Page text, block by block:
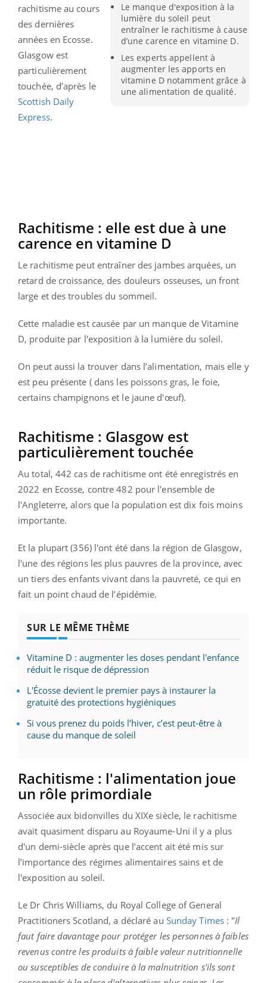
Le manque d'exposition à la
lumière du soleil peut
entraîner le rachitisme à cause
d’une carence en vitamine D.
Les experts appellent à
augmenter les apports en
vitamine D notamment grâce à
une alimentation de qualité.
rachitisme au cours
des dernières
années en Ecosse.
Glasgow est
particulièrement
touchée, d’après le
Scottish Daily
Express.
Rachitisme : elle est due à une
carence en vitamine D
Le rachitisme peut entraîner des jambes arquées, un
retard de croissance, des douleurs osseuses, un front
large et des troubles du sommeil.
Cette maladie est causée par un manque de Vitamine
D, produite par l'exposition à la lumière du soleil.
On peut aussi la trouver dans l’alimentation, mais elle y
est peu présente ( dans les poissons gras, le foie,
certains champignons et le jaune d'œuf).
Rachitisme : Glasgow est
particulièrement touchée
Au total, 442 cas de rachitisme ont été enregistrés en
2022 en Ecosse, contre 482 pour l'ensemble de
l'Angleterre, alors que la population est dix fois moins
importante.
Et la plupart (356) l'ont été dans la région de Glasgow,
l'une des régions les plus pauvres de la province, avec
un tiers des enfants vivant dans la pauvreté, ce qui en
fait un point chaud de l’épidémie.
SUR LE MÊME THÈME
Vitamine D : augmenter les doses pendant l'enfance
réduit le risque de dépression
L'Écosse devient le premier pays à instaurer la
gratuité des protections hygiéniques
Si vous prenez du poids l’hiver, c’est peut-être à
cause du manque de soleil
Rachitisme : l'alimentation joue
un rôle primordiale
Associée aux bidonvilles du XIXe siècle, le rachitisme
avait quasiment disparu au Royaume-Uni il y a plus
d'un demi-siècle après que l’accent ait été mis sur
l’importance des régimes alimentaires sains et de
l'exposition au soleil.
Le Dr Chris Williams, du Royal College of General
Practitioners Scotland, a déclaré au Sunday Times: "Il
faut faire davantage pour protéger les personnes à faibles
revenus contre les produits à faible valeur nutritionnelle
ou susceptibles de conduire à la malnutrition s'ils sont